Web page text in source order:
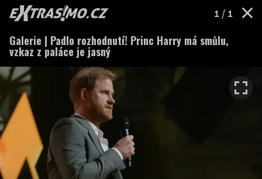
EXTRASIMO.cz 1 / 1
Galerie | Padlo rozhodnutí! Princ Harry má smůlu,
vzkaz z paláce je jasný